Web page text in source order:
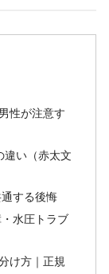
性が注意す
違い（赤太文
する後悔
水圧トラブ
け方｜正規